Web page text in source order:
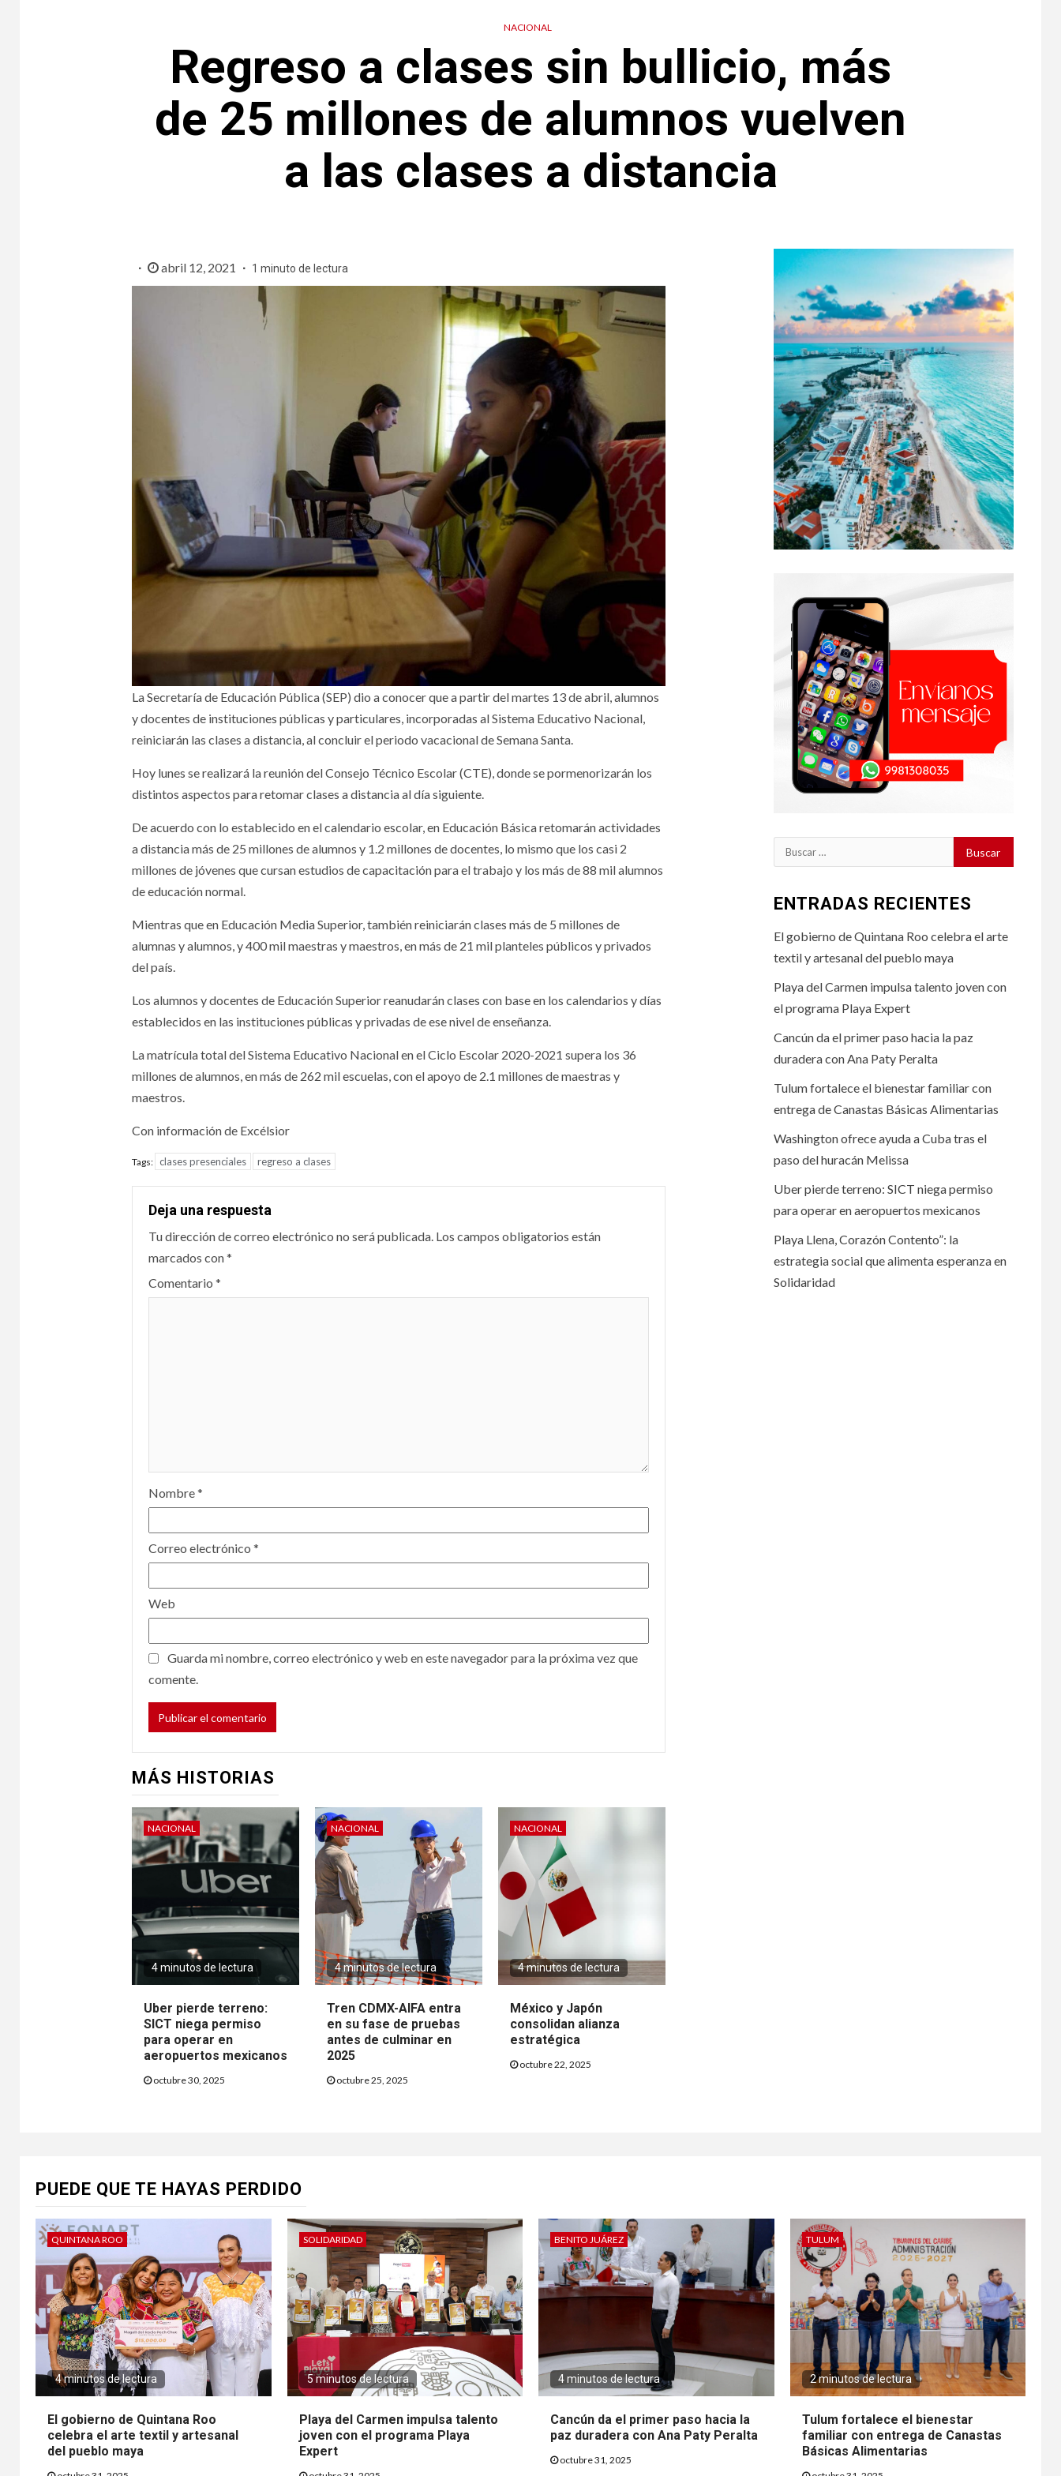
NACIONAL
Regreso a clases sin bullicio, más
de 25 millones de alumnos vuelven
a las clases a distancia
abril 12, 2021 1 minuto de lectura
La Secretaría de Educación Pública (SEP) dio a conocer que a partir del martes 13 de abril, alumnos
y docentes de instituciones públicas y particulares, incorporadas al Sistema Educativo Nacional,
reiniciarán las clases a distancia, al concluir el periodo vacacional de Semana Santa.
Hoy lunes se realizará la reunión del Consejo Técnico Escolar (CTE), donde se pormenorizarán los
distintos aspectos para retomar clases a distancia al día siguiente.
De acuerdo con lo establecido en el calendario escolar, en Educación Básica retomarán actividades
a distancia más de 25 millones de alumnos y 1.2 millones de docentes, lo mismo que los casi 2
millones de jóvenes que cursan estudios de capacitación para el trabajo y los más de 88 mil alumnos
de educación normal.
Mientras que en Educación Media Superior, también reiniciarán clases más de 5 millones de
alumnas y alumnos, y 400 mil maestras y maestros, en más de 21 mil planteles públicos y privados
del país.
Los alumnos y docentes de Educación Superior reanudarán clases con base en los calendarios y días
establecidos en las instituciones públicas y privadas de ese nivel de enseñanza.
La matrícula total del Sistema Educativo Nacional en el Ciclo Escolar 2020-2021 supera los 36
millones de alumnos, en más de 262 mil escuelas, con el apoyo de 2.1 millones de maestras y
maestros.
Con información de Excélsior
Tags: clases presenciales regreso a clases
Deja una respuesta
Tu dirección de correo electrónico no será publicada. Los campos obligatorios están
marcados con*
Comentario *
Nombre*
Correo electrónico *
Web
Guarda mi nombre, correo electrónico y web en este navegador para la próxima vez que
comente.
MÁS HISTORIAS
NACIONAL
4 minutos de lectura
Uber pierde terreno:
SICT niega permiso
para operar en
aeropuertos mexicanos
octubre 30, 2025
NACIONAL
4 minutos de lectura
Tren CDMX-AIFA entra
en su fase de pruebas
antes de culminar en
2025
octubre 25, 2025
NACIONAL
4 minutos de lectura
México y Japón
consolidan alianza
estratégica
octubre 22, 2025
Buscar:
ENTRADAS RECIENTES
El gobierno de Quintana Roo celebra el arte
textil y artesanal del pueblo maya
Playa del Carmen impulsa talento joven con
el programa Playa Expert
Cancún da el primer paso hacia la paz
duradera con Ana Paty Peralta
Tulum fortalece el bienestar familiar con
entrega de Canastas Básicas Alimentarias
Washington ofrece ayuda a Cuba tras el
paso del huracán Melissa
Uber pierde terreno: SICT niega permiso
para operar en aeropuertos mexicanos
Playa Llena, Corazón Contento”: la
estrategia social que alimenta esperanza en
Solidaridad
PUEDE QUE TE HAYAS PERDIDO
QUINTANA ROO
4 minutos de lectura
El gobierno de Quintana Roo
celebra el arte textil y artesanal
del pueblo maya
SOLIDARIDAD
5 minutos de lectura
Playa del Carmen impulsa talento
joven con el programa Playa
Expert
BENITO JUÁREZ
4 minutos de lectura
Cancún da el primer paso hacia la
paz duradera con Ana Paty Peralta
octubre 31, 2025
TULUM
2 minutos de lectura
Tulum fortalece el bienestar
familiar con entrega de Canastas
Básicas Alimentarias